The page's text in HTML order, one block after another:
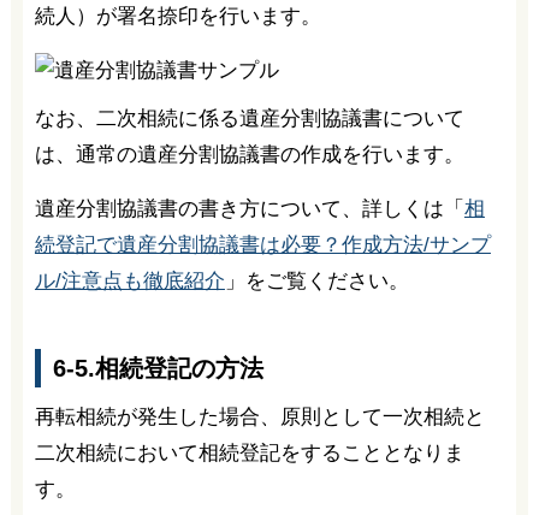
続人）が署名捺印を行います。
なお、二次相続に係る遺産分割協議書について
は、通常の遺産分割協議書の作成を行います。
遺産分割協議書の書き方について、詳しくは「 相
続登記で遺産分割協議書は必要？作成方法/サンプ
ル/注意点も徹底紹介 」をご覧ください。
6-5.相続登記の方法
再転相続が発生した場合、原則として一次相続と
二次相続において相続登記をすることとなりま
す。